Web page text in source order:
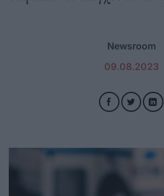
Newsroom
09.08.2023